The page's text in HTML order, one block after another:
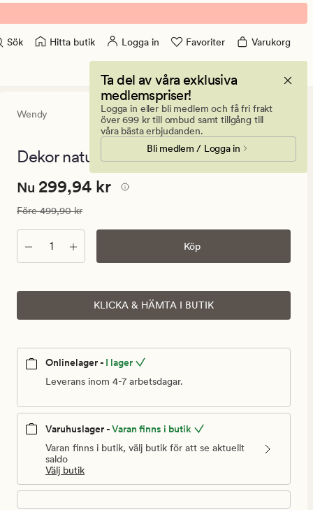
Sök Hitta butik Logga in Favoriter Varukorg
Ta del av våra exklusiva
medlemspriser!
Logga in eller bli medlem och få fri frakt
över 699 kr till ombud samt tillgång till
våra bästa erbjudanden.
Bli medlem / Logga in
Wendy
0
med
betyg
0
Dekor natur - 40x8x38 cm
Nuvarande
299,94
kr.
Ordinarie
pris
Nuvarande pris
Nu 299,94 kr
Ordinarie pris 499,90 kr
Före499,90 kr
Antal Köp
KLICKA & HÄMTA I BUTIK
Onlinelager - I lager
Leverans inom 4-7 arbetsdagar.
Varuhuslager -Varan finns i butik
Varan finns i butik, välj butik för att se aktuellt
saldo
Välj butik